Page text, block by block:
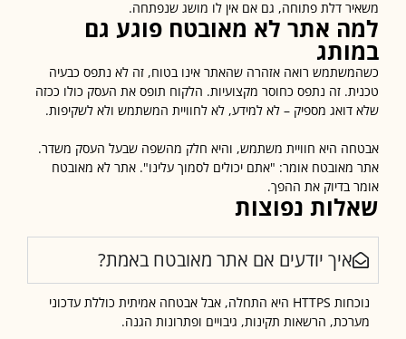
דלת פתוחה, גם אם אין לו מושג שנפתחה.
אתר לא מאובטח פוגע גם
רואה אזהרה שהאתר אינו בטוח, זה לא נתפס כבעיה
זה נתפס כחוסר מקצועיות. הלקוח תופס את העסק כולו ככזה
מספיק – לא למידע, לא לחוויית המשתמש ולא לשקיפות.
היא חוויית משתמש, והיא חלק מהשפה שבעל העסק משדר.
אומר: "אתם יכולים לסמוך עלינו". אתר לא מאובטח
בדיוק את ההפך.
נפוצות
איך יודעים אם אתר מאובטח באמת?
נוכחות HTTPS היא התחלה, אבל אבטחה אמיתית כוללת עדכוני
הרשאות תקינות, גיבויים ופתרונות הגנה.